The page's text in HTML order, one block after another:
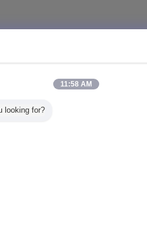
11:58 AM
looking for?